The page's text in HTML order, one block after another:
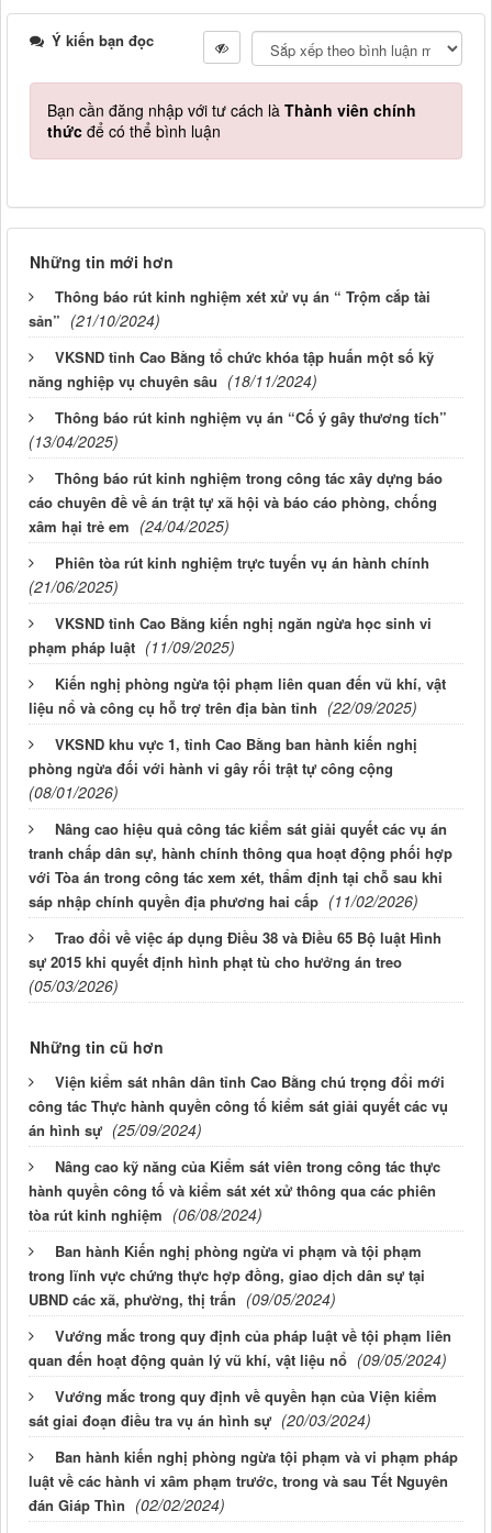
Ý kiến bạn đọc
Bạn cần đăng nhập với tư cách là Thành viên chính
thức để có thể bình luận
Những tin mới hơn
Thông báo rút kinh nghiệm xét xử vụ án “ Trộm cắp tài
sản” (21/10/2024)
VKSND tỉnh Cao Bằng tổ chức khóa tập huấn một số kỹ
năng nghiệp vụ chuyên sâu (18/11/2024)
Thông báo rút kinh nghiệm vụ án “Cố ý gây thương tích”
(13/04/2025)
Thông báo rút kinh nghiệm trong công tác xây dựng báo
cáo chuyên đề về án trật tự xã hội và báo cáo phòng, chống
xâm hại trẻ em (24/04/2025)
Phiên tòa rút kinh nghiệm trực tuyến vụ án hành chính
(21/06/2025)
VKSND tỉnh Cao Bằng kiến nghị ngăn ngừa học sinh vi
phạm pháp luật (11/09/2025)
Kiến nghị phòng ngừa tội phạm liên quan đến vũ khí, vật
liệu nổ và công cụ hỗ trợ trên địa bàn tỉnh (22/09/2025)
VKSND khu vực 1, tỉnh Cao Bằng ban hành kiến nghị
phòng ngừa đối với hành vi gây rối trật tự công cộng
(08/01/2026)
Nâng cao hiệu quả công tác kiểm sát giải quyết các vụ án
tranh chấp dân sự, hành chính thông qua hoạt động phối hợp
với Tòa án trong công tác xem xét, thẩm định tại chỗ sau khi
sáp nhập chính quyền địa phương hai cấp (11/02/2026)
Trao đổi về việc áp dụng Điều 38 và Điều 65 Bộ luật Hình
sự 2015 khi quyết định hình phạt tù cho hưởng án treo
(05/03/2026)
Những tin cũ hơn
Viện kiểm sát nhân dân tỉnh Cao Bằng chú trọng đổi mới
công tác Thực hành quyền công tố kiểm sát giải quyết các vụ
án hình sự (25/09/2024)
Nâng cao kỹ năng của Kiểm sát viên trong công tác thực
hành quyền công tố và kiểm sát xét xử thông qua các phiên
tòa rút kinh nghiệm (06/08/2024)
Ban hành Kiến nghị phòng ngừa vi phạm và tội phạm
trong lĩnh vực chứng thực hợp đồng, giao dịch dân sự tại
UBND các xã, phường, thị trấn (09/05/2024)
Vướng mắc trong quy định của pháp luật về tội phạm liên
quan đến hoạt động quản lý vũ khí, vật liệu nổ (09/05/2024)
Vướng mắc trong quy định về quyền hạn của Viện kiểm
sát giai đoạn điều tra vụ án hình sự (20/03/2024)
Ban hành kiến nghị phòng ngừa tội phạm và vi phạm pháp
luật về các hành vi xâm phạm trước, trong và sau Tết Nguyên
đán Giáp Thìn (02/02/2024)